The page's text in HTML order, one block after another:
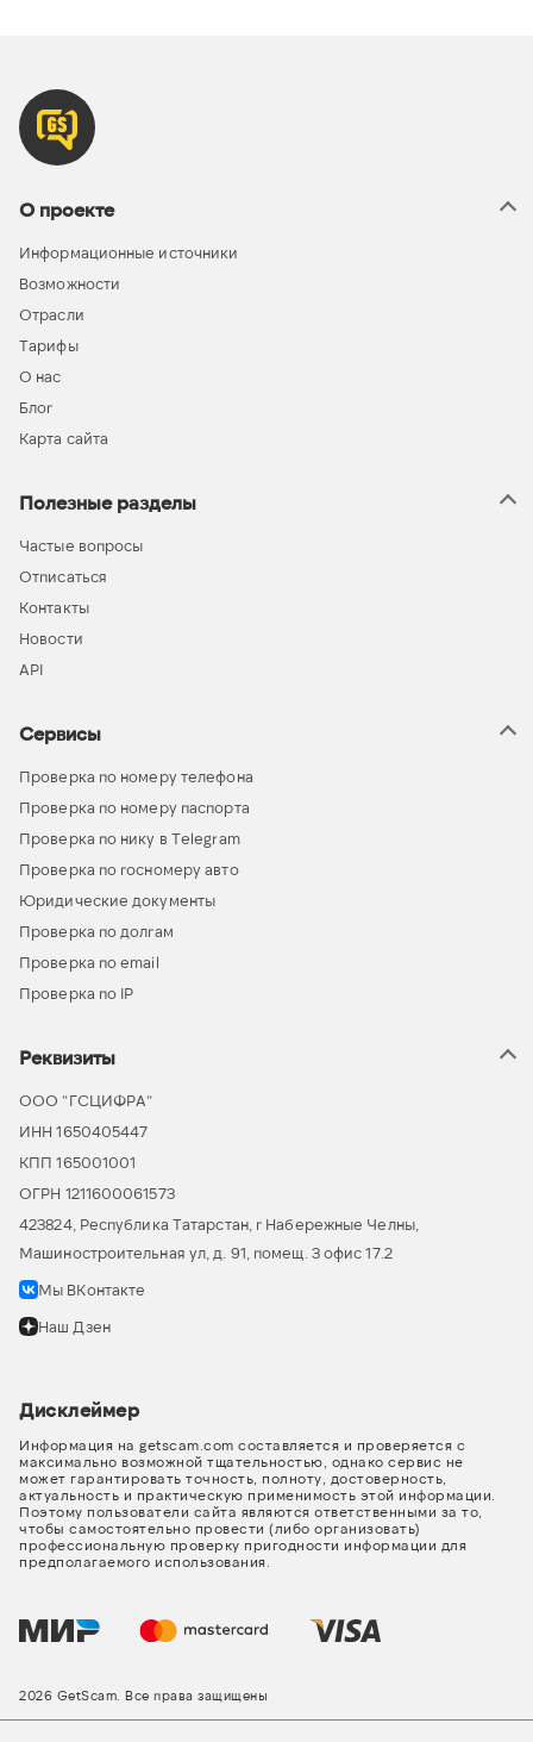
О проекте
Информационные источники
Возможности
Отрасли
Тарифы
О нас
Блог
Карта сайта
Полезные разделы
Частые вопросы
Отписаться
Контакты
Новости
API
Сервисы
Проверка по номеру телефона
Проверка по номеру паспорта
Проверка по нику в Telegram
Проверка по госномеру авто
Юридические документы
Проверка по долгам
Проверка по email
Проверка по IP
Реквизиты
ООО “ГСЦИФРА”
ИНН 1650405447
КПП 165001001
ОГРН 1211600061573
423824, Республика Татарстан, г Набережные Челны,
Машиностроительная ул, д. 91, помещ. 3 офис 17.2
Мы ВКонтакте
Наш Дзен
Дисклеймер
Информация на getscam.com составляется и проверяется с
максимально возможной тщательностью, однако сервис не
может гарантировать точность, полноту, достоверность,
актуальность и практическую применимость этой информации.
Поэтому пользователи сайта являются ответственными за то,
чтобы самостоятельно провести (либо организовать)
профессиональную проверку пригодности информации для
предполагаемого использования.
2026 GetScam. Все права защищены